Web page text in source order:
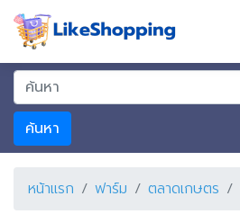
ค้นหา
หน้าแรก ฟาร์ม ตลาดเกษตร